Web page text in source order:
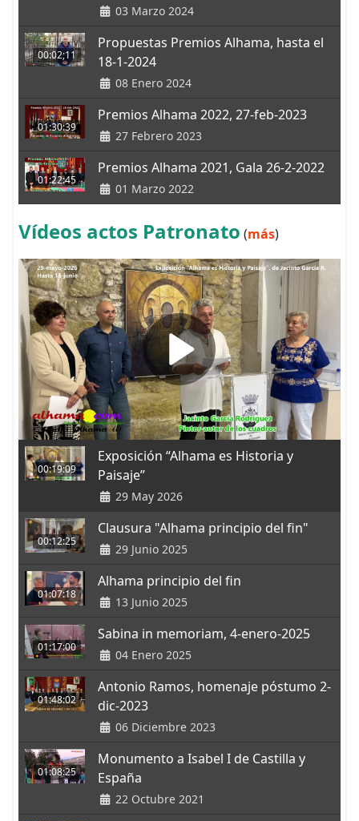
03 Marzo 2024
00:02;11
Propuestas Premios Alhama, hasta el
18-1-2024
08 Enero 2024
01:30:39
Premios Alhama 2022, 27-feb-2023
27 Febrero 2023
01:22:45
Premios Alhama 2021, Gala 26-2-2022
01 Marzo 2022
Vídeos actos Patronato (más)
00:19:09
Exposición “Alhama es Historia y
Paisaje”
29 May 2026
00:12:25
Clausura "Alhama principio del fin"
29 Junio 2025
01:07:18
Alhama principio del fin
13 Junio 2025
01:17:00
Sabina in memoriam, 4-enero-2025
04 Enero 2025
01:48:02
Antonio Ramos, homenaje póstumo 2-
dic-2023
06 Diciembre 2023
01:08:25
Monumento a Isabel I de Castilla y
España
22 Octubre 2021